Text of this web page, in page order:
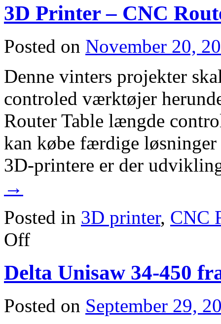
3D Printer – CNC
Posted on November 20,
Denne vinters projekter
controled værktøjer
Router Table længde
kan købe færdige
3D-printere er der
→
Posted in 3D printer, CNC
Offon
3D
CNC
Router
Delta Unisaw 34-450
Posted on September 29,